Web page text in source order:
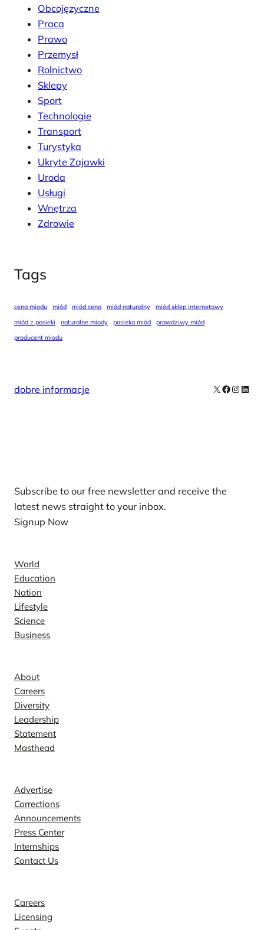
Obcojęzyczne
Praca
Prawo
Przemysł
Rolnictwo
Sklepy
Sport
Technologie
Transport
Turystyka
Ukryte Zajawki
Uroda
Usługi
Wnętrza
Zdrowie
Tags
cena miodu miód miód cena miód naturalny
miód sklep internetowy
miód z pasieki
naturalne miody pasieka miód
prawdziwy miód
producent miodu
dobre informacje X Facebook
Subscribe to our free newsletter and receive the
latest news straight to your inbox.
Signup Now
World
Education
Nation
Lifestyle
Science
Business
About
Careers
Diversity
Leadership
Statement
Masthead
Advertise
Corrections
Announcements
Press Center
Internships
Contact Us
Careers
Licensing